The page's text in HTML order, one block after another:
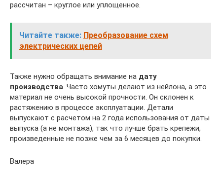
рассчитан – круглое или уплощенное.
Читайте также: Преобразование схем
электрических цепей
Также нужно обращать внимание на дату
производства. Часто хомуты делают из нейлона, а это
материал не очень высокой прочности. Он склонен к
растяжению в процессе эксплуатации. Детали
выпускают с расчетом на 2 года использования от даты
выпуска (а не монтажа), так что лучше брать крепежи,
произведенные не позже чем за 6 месяцев до покупки.
Валера